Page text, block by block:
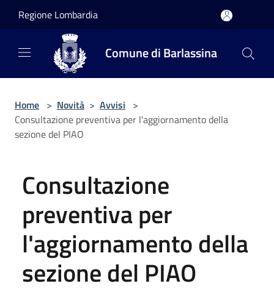
Regione Lombardia
Comune di Barlassina
Home > Novità > Avvisi >
Consultazione preventiva per l'aggiornamento della
sezione del PIAO
Consultazione
preventiva per
l'aggiornamento della
sezione del PIAO